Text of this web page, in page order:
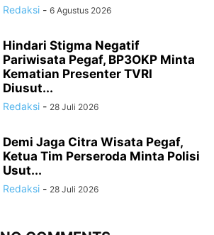
Redaksi - 6 Agustus 2026
Hindari Stigma Negatif
Pariwisata Pegaf, BP3OKP Minta
Kematian Presenter TVRI
Diusut...
Redaksi - 28 Juli 2026
Demi Jaga Citra Wisata Pegaf,
Ketua Tim Perseroda Minta Polisi
Usut...
Redaksi - 28 Juli 2026